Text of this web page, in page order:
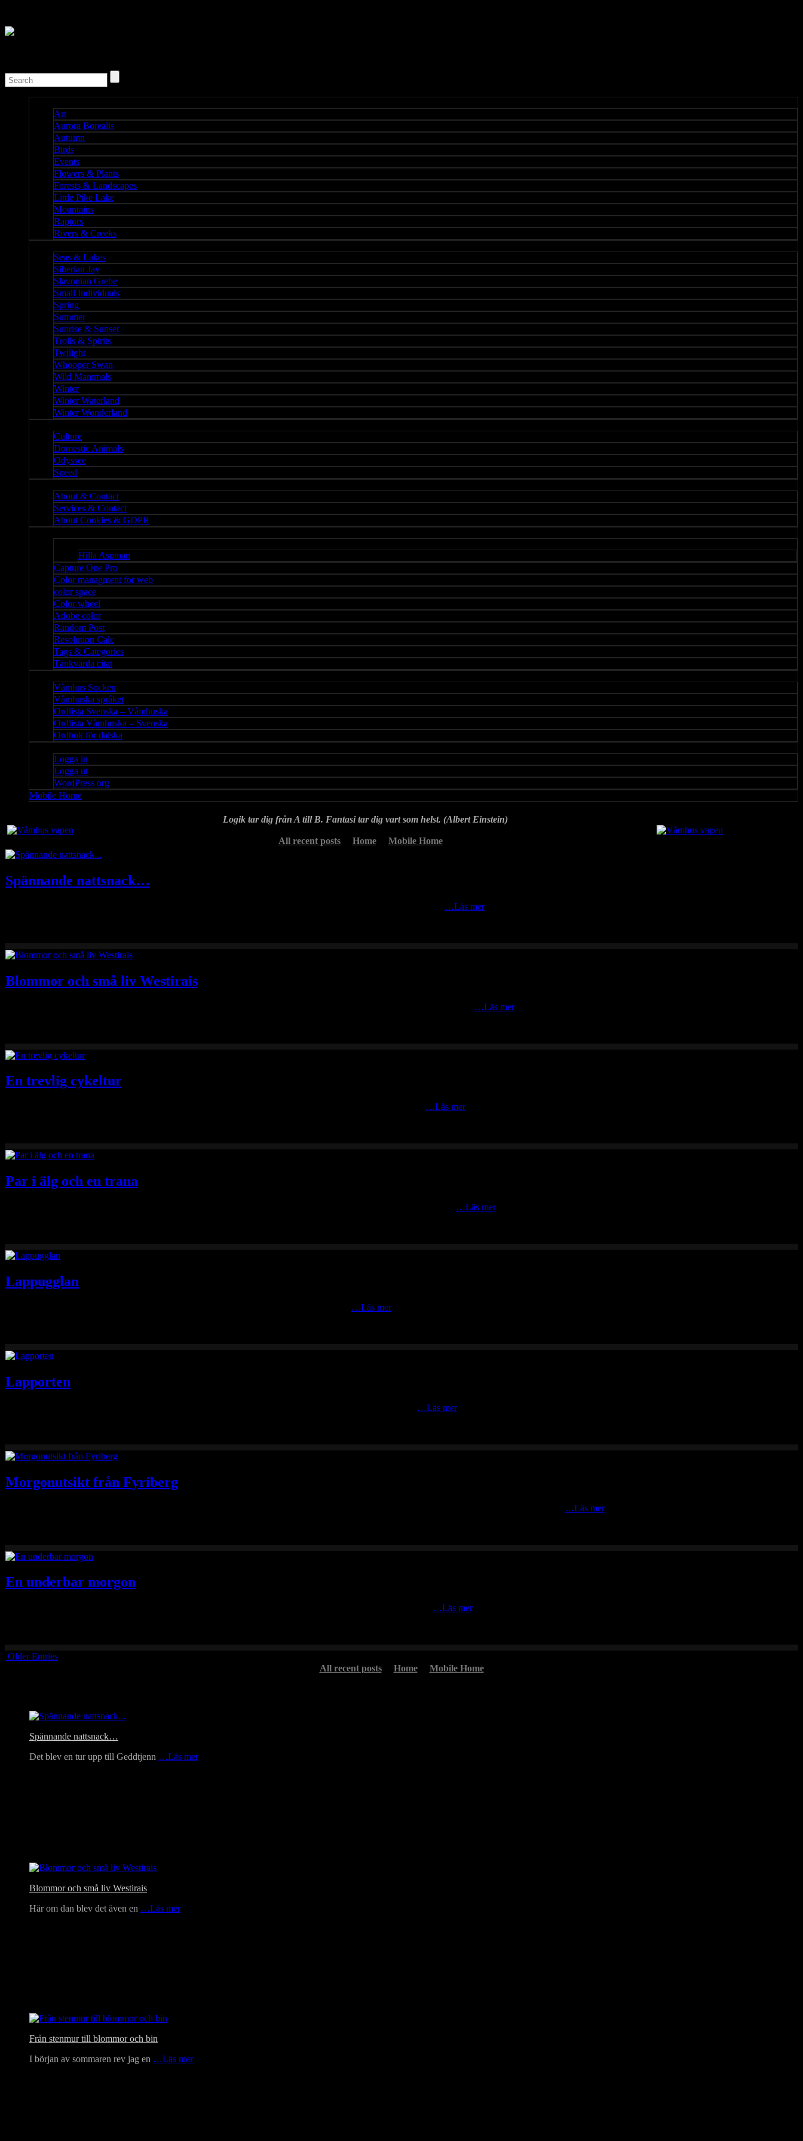
Art
Aurora Borealis
Autumn
Birds
Events
Flowers & Plants
Forests & Landscapes
Little Pike Lake
Mountains
Raptors
Rivers & Creeks
Seas & Lakes
Siberian Jay
Slavonian Grebe
Small Individuals
Spring
Summer
Sunrise & Sunset
Trolls & Spirits
Twilight
Whooper Swan
Wild Mammals
Winter
Winter Waterland
Winter Wonderland
Culture
Domestic Animals
Odyssee
Speed
About & Contact
Services & Contact
About Cookies & GDPR
Hilla Aspman
Capture One Pro
Color managment for web
color space
Color wheel
Adobe color
Random Post
Resolution Calc
Tags & Categories
Tänkvärda citat
Våmhus Socken
Våmhuska språket
Ordlista Svenska – Våmhuska
Ordlista Våmhuska – Svenska
Ordbok för dalska
Logga in
Logga ut
WordPress org
Mobile Home
Logik tar dig från A till B. Fantasi tar dig vart som helst. (Albert Einstein)
All recent posts Home Mobile Home
Spännande nattsnack…
…Läs mer
Blommor och små liv Westirais
…Läs mer
En trevlig cykeltur
…Läs mer
Par i älg och en trana
…Läs mer
Lappugglan
…Läs mer
Lapporten
…Läs mer
Morgonutsikt från Fyriberg
…Läs mer
En underbar morgon
…Läs mer
Older Entries
All recent posts
Home Mobile Home
Spännande nattsnack…
Det blev en tur upp till Geddtjenn …Läs mer
Blommor och små liv Westirais
Här om dan blev det även en …Läs mer
Från stenmur till blommor och bin
I början av sommaren rev jag en …Läs mer